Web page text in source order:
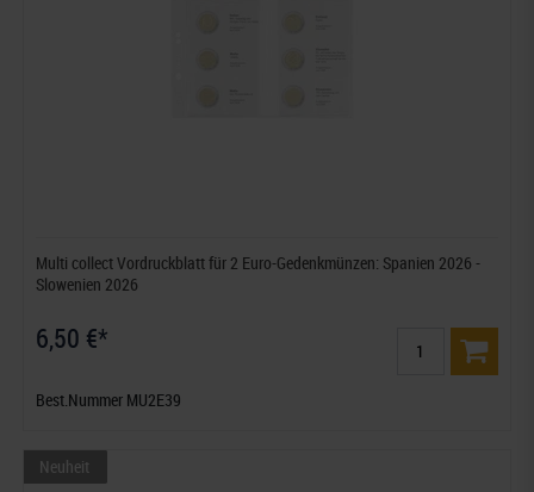
Multi collect Vordruckblatt für 2 Euro-Gedenkmünzen: Spanien 2026 -
Slowenien 2026
6,50 €*
Best.Nummer MU2E39
Neuheit